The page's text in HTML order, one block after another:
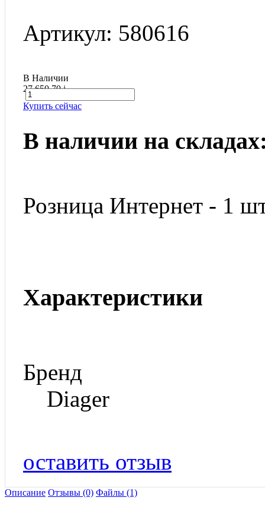
Артикул: 580616
В Наличии
27 650.70i
Купить сейчас
В наличии на
Розница Интернет - 1
Характеристики
Бренд
Diager
оставить отзыв
Описание Отзывы (0) Файлы (1)